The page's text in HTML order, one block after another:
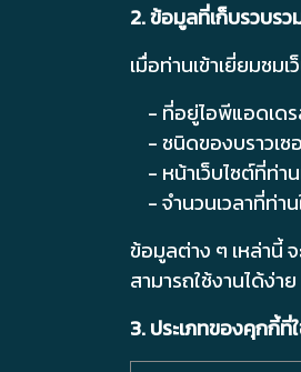
2. ข้อมูลที่เก็บรวบร
เมื่อท่านเข้าเยี่ยมชม
- ที่อยู่ไอพีแอดเดร
- ชนิดของบราวเซ
- หน้าเว็บไซต์ที่ท่า
- จำนวนเวลาที่ท่า
ข้อมูลต่าง ๆ เหล่านี้
สามารถใช้งานได้ง่
3. ประเภทของคุกกี้ที่